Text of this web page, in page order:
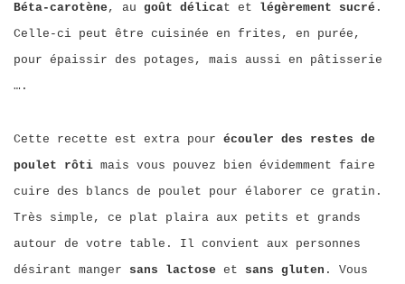
Béta-carotène , au goût délicat et légèrement sucré .
Celle-ci peut être cuisinée en frites, en purée,
pour épaissir des potages, mais aussi en pâtisserie
….
Cette recette est extra pour écouler des restes de
poulet rôti mais vous pouvez bien évidemment faire
cuire des blancs de poulet pour élaborer ce gratin.
Très simple, ce plat plaira aux petits et grands
autour de votre table. Il convient aux personnes
désirant manger sans lactose et sans gluten . Vous